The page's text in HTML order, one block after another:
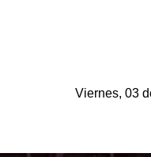
Viernes, 03